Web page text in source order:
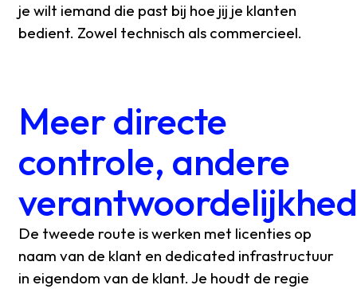
je wilt iemand die past bij hoe jij je klanten
bedient. Zowel technisch als commercieel.
Meer directe
controle, andere
De tweede route is werken met licenties op
naam van de klant en dedicated infrastructuur
in eigendom van de klant. Je houdt de regie